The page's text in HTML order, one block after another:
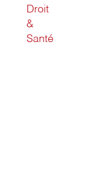
Droit
&
Santé